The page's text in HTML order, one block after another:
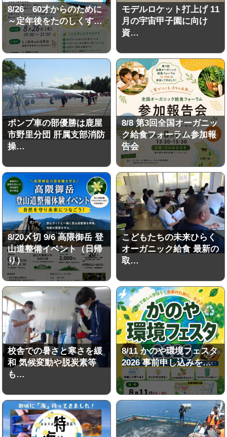
8/26 60才からのために
～定年後をたのしくす…
モデルロケット打上げ 11
月の宇宙甲子園に向け
資…
ポンプ車の部優勝は鹿屋
市野里分団 肝属支部消防
操…
8/8 第3回全国オーガニッ
ク給食フォーラム参加報
告会
8/20〆切 9/6 高隈御岳 登
山道整備イベント（日帰
り）
こどもたちの未来ひらく
オーガニック給食 最新の
取…
校舎での暑さと寒さを緩
和 気候変動や脱炭素等
も…
8/11 かのや環境フェスタ
2026 事前申し込みを…